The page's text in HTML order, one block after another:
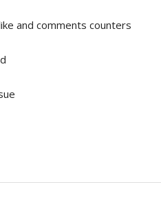
and comments counters